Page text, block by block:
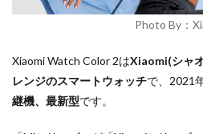
Photo By：
Xiaomi Watch Color 2はXiaomi(シャ
レンジのスマートウォッチで、2021
継機、最新型です。